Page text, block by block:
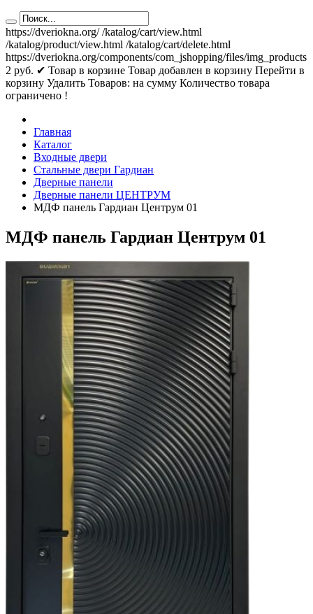
https://dveriokna.org/ /katalog/cart/view.html
/katalog/product/view.html /katalog/cart/delete.html
https://dveriokna.org/components/com_jshopping/files/img_products
2 руб. ✔ Товар в корзине Товар добавлен в корзину Перейти в
корзину Удалить Товаров: на сумму Количество товара
ограничено !
Главная
Каталог
Входные двери
Стальные двери Гардиан
Дверные панели
Дверные панели ЦЕНТРУМ
МДФ панель Гардиан Центрум 01
МДФ панель Гардиан Центрум 01